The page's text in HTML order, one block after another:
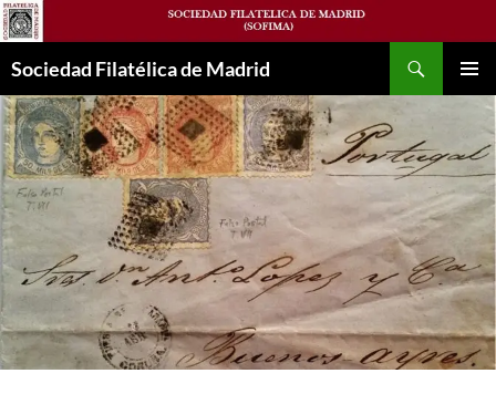
Saltar
al
contenido
Sociedad Filatélica de Madrid
MENÚ